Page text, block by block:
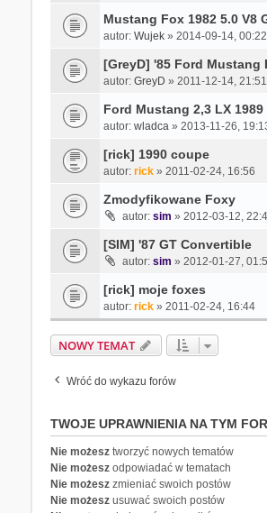
Mustang Fox 1982 5.0 V8
autor: Wujek» 2014-09-14, 00:22
[GreyD] '85 Ford Mustang
autor: GreyD » 2011-12-14, 21:51
Ford Mustang 2,3 LX 1989
autor: wladca» 2013-11-26,
[rick] 1990 coupe
autor: rick» 2011-02-24, 16:56
Zmodyfikowane Foxy
autor: sim » 2012-03-12,
[SIM] '87 GT Convertible
autor: sim » 2012-01-27,
[rick] moje foxes
autor: rick» 2011-02-24, 16:44
NOWY TEMAT
Wróć do wykazu forów
TWOJE UPRAWNIENIA NA TYM
Nie możesztworzyć nowych tematów
Nie możeszodpowiadać w tematach
Nie możeszzmieniać swoich postów
Nie możeszusuwać swoich postów